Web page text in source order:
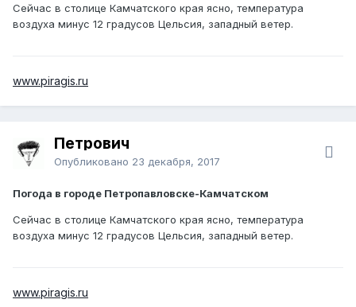
Сейчас в столице Камчатского края ясно, температура
воздуха минус 12 градусов Цельсия, западный ветер.
www.piragis.ru
Петрович
Опубликовано 23 декабря, 2017
Погода в городе Петропавловске-Камчатском
Сейчас в столице Камчатского края ясно, температура
воздуха минус 12 градусов Цельсия, западный ветер.
www.piragis.ru